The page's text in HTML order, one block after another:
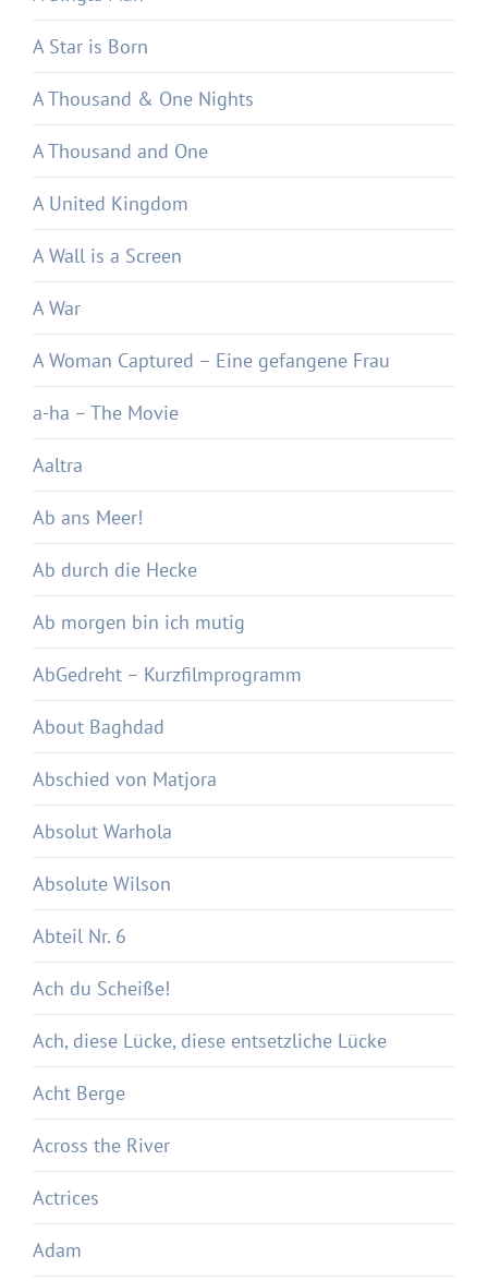
A Star is Born
A Thousand & One Nights
A Thousand and One
A United Kingdom
A Wall is a Screen
A War
A Woman Captured – Eine gefangene Frau
a-ha – The Movie
Aaltra
Ab ans Meer!
Ab durch die Hecke
Ab morgen bin ich mutig
AbGedreht – Kurzfilmprogramm
About Baghdad
Abschied von Matjora
Absolut Warhola
Absolute Wilson
Abteil Nr. 6
Ach du Scheiße!
Ach, diese Lücke, diese entsetzliche Lücke
Acht Berge
Across the River
Actrices
Adam